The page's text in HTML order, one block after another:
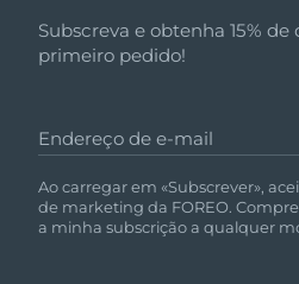
Subscreva e obtenha 15% de
primeiro pedido!
Endereço de e-mail
Ao carregar em «Subscrever»,
de marketing da FOREO.
a minha subscrição a qualquer